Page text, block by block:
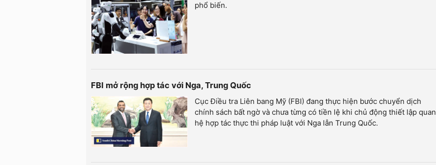
phổ biến.
FBI mở rộng hợp tác với Nga, Trung Quốc
Cục Điều tra Liên bang Mỹ (FBI) đang thực hiện bước chuyển dịch
chính sách bất ngờ và chưa từng có tiền lệ khi chủ động thiết lập quan
hệ hợp tác thực thi pháp luật với Nga lẫn Trung Quốc.